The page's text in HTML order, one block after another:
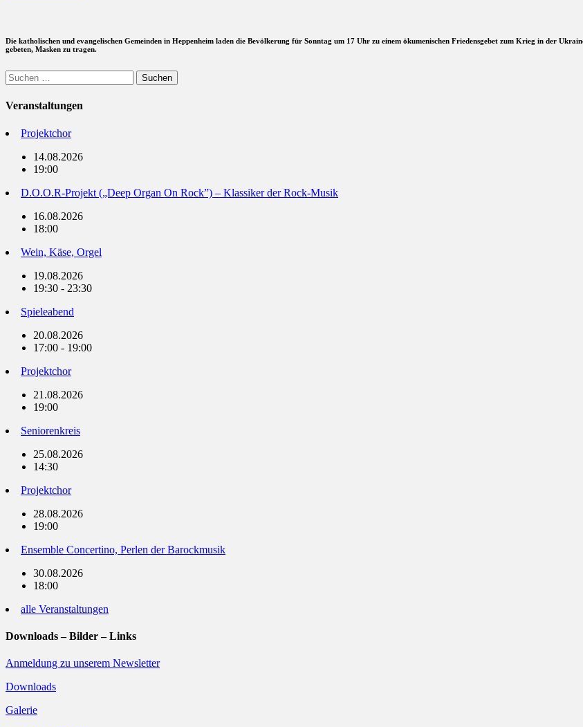
Die katholischen und evangelischen Gemeinden in Heppenheim laden die Bevölkerung für Sonntag um 17 Uhr zu einem ökumenischen Friedensgebet zum Krieg in der
gebeten, Masken zu tragen.
Suchen
nach:
Veranstaltungen
Projektchor
14.08.2026
19:00
D.O.O.R-Projekt („Deep Organ On Rock”) – Klassiker der Rock-Musik
16.08.2026
18:00
Wein, Käse, Orgel
19.08.2026
19:30 - 23:30
Spieleabend
20.08.2026
17:00 - 19:00
Projektchor
21.08.2026
19:00
Seniorenkreis
25.08.2026
14:30
Projektchor
28.08.2026
19:00
Ensemble Concertino, Perlen der Barockmusik
30.08.2026
18:00
alle Veranstaltungen
Downloads – Bilder – Links
Anmeldung zu unserem Newsletter
Downloads
Galerie